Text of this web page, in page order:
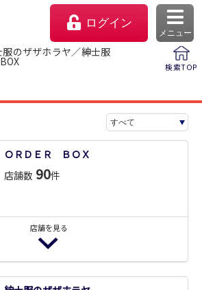
ログイン
メニュー
服のザザホラヤ／紳士服
検索TOP
ＯＲＤＥＲ ＢＯＸ
店舗数 90件
店舗を見る
青森店